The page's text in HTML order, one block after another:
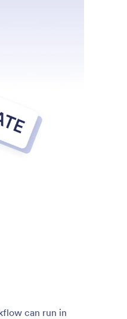
can run in